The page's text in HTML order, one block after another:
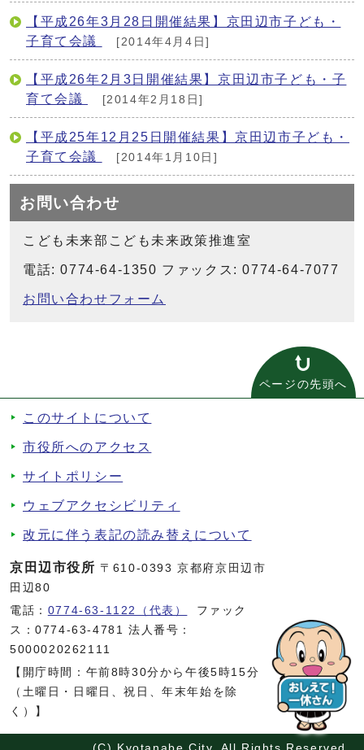
【平成26年3月28日開催結果】京田辺市子ども・
子育て会議
[2014年4月4日]
【平成26年2月3日開催結果】京田辺市子ども・子
育て会議
[2014年2月18日]
【平成25年12月25日開催結果】京田辺市子ども・
子育て会議
[2014年1月10日]
お問い合わせ
こども未来部こども未来政策推進室
電話: 0774-64-1350 ファックス: 0774-64-7077
お問い合わせフォーム
ページの先頭へ
このサイトについて
市役所へのアクセス
サイトポリシー
ウェブアクセシビリティ
改元に伴う表記の読み替えについて
京田辺市役所 〒610-0393 京都府京田辺市
田辺80
電話： 0774-63-1122（代表）
ファック
ス：0774-63-4781 法人番号：
5000020262111
【開庁時間：午前8時30分から午後5時15分
（土曜日・日曜日、祝日、年末年始を除
く）】